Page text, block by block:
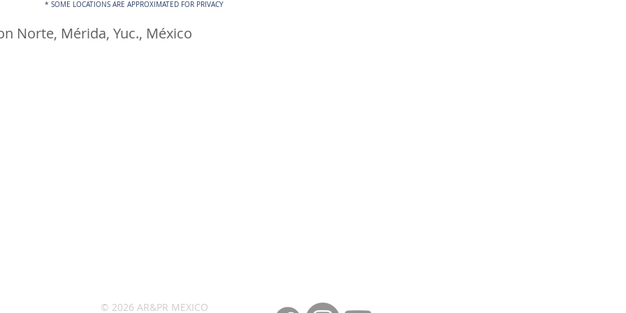
* SOME LOCATIONS ARE APPROXIMATED FOR PRIVACY
Norte, Mérida, Yuc., México
© 2026 AR&PR MEXICO